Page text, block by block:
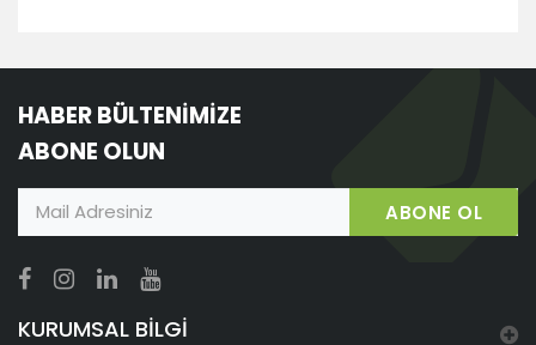
HABER BÜLTENİMİZE
ABONE OLUN
ABONE OL
KURUMSAL BİLGİ